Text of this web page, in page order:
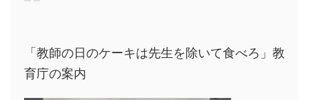
「教師の日のケーキは先生を除いて食べろ」教
育庁の案内